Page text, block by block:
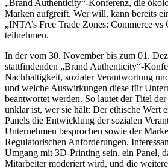
„Brand Authenticity“-Konferenz, die
Marken aufgreift. Wer will, kann bereits
„INTA’s Free Trade Zones: Commerce
teilnehmen.
In der vom 30. November bis zum 01.
stattfindenden „Brand Authenticity“-
Nachhaltigkeit, sozialer Verantwortung
und welche Auswirkungen diese für
beantwortet werden. So lautet der Titel
unklar ist, wer sie hält: Der ethische Wert
Panels die Entwicklung der sozialen
Unternehmen besprochen sowie der
Regulatorischen Anforderungen.
Umgang mit 3D-Printing sein, ein Panel,
Mitarbeiter moderiert wird, und die